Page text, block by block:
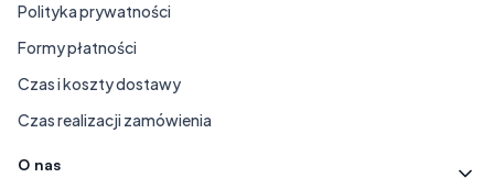
Polityka prywatności
Formy płatności
Czas i koszty dostawy
Czas realizacji zamówienia
O nas